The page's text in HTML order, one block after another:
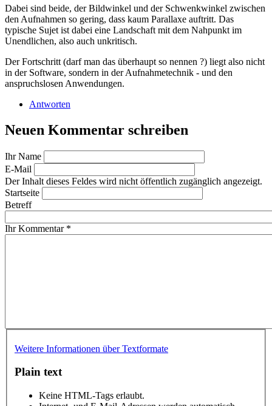
Dabei sind beide, der Bildwinkel und der Schwenkwinkel zwischen
den Aufnahmen so gering, dass kaum Parallaxe auftritt. Das
typische Sujet ist dabei eine Landschaft mit dem Nahpunkt im
Unendlichen, also auch unkritisch.
Der Fortschritt (darf man das überhaupt so nennen ?) liegt also nicht
in der Software, sondern in der Aufnahmetechnik - und den
anspruchslosen Anwendungen.
Antworten
Neuen Kommentar schreiben
Ihr Name
E-Mail
Der Inhalt dieses Feldes wird nicht öffentlich zugänglich angezeigt.
Startseite
Betreff
Ihr Kommentar *
Weitere Informationen über Textformate
Plain text
Keine HTML-Tags erlaubt.